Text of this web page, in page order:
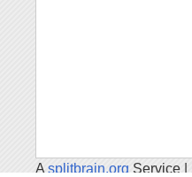
Asplitbrain.org Service |